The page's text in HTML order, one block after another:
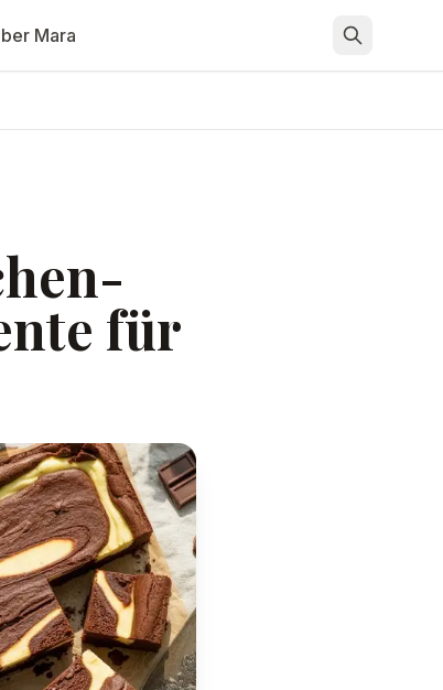
Mara
für